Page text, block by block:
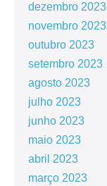
dezembro 2023
novembro 2023
outubro 2023
setembro 2023
agosto 2023
julho 2023
junho 2023
maio 2023
abril 2023
março 2023